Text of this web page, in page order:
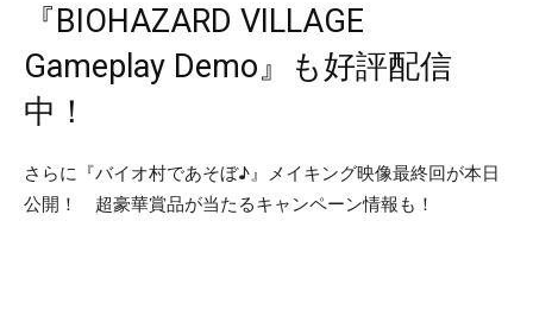
『BIOHAZARD VILLAGE
Gameplay Demo』も好評配信
中！
さらに『バイオ村であそぼ♪』メイキング映像最終回が本日
公開！ 超豪華賞品が当たるキャンペーン情報も！